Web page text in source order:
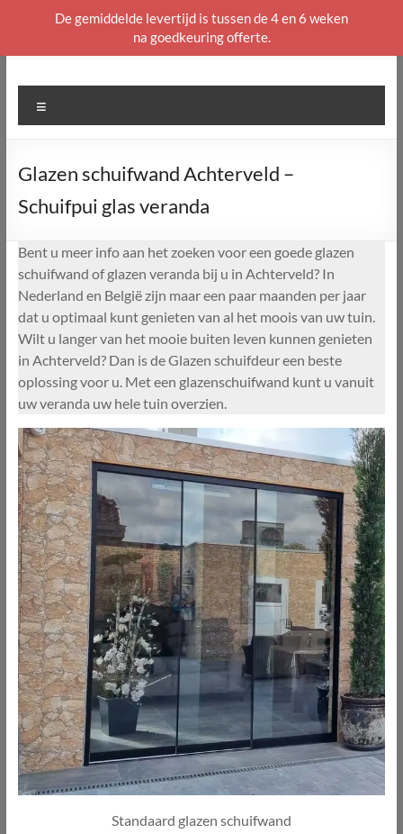
naar
Glazen schuifwand Achterveld –
Schuifpui glas veranda
Bent u meer info aan het zoeken voor een goede glazen
schuifwand of glazen veranda bij u in Achterveld? In
Nederland en België zijn maar een paar maanden per jaar
dat u optimaal kunt genieten van al het moois van uw tuin.
Wilt u langer van het mooie buiten leven kunnen genieten
in Achterveld? Dan is de Glazen schuifdeur een beste
oplossing voor u. Met een glazenschuifwand kunt u vanuit
uw veranda uw hele tuin overzien.
Standaard glazen schuifwand
De gemiddelde levertijd is tussen de 4 en 6 weken
na goedkeuring offerte.